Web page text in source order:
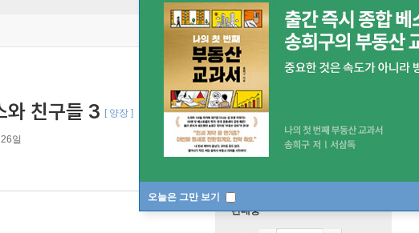
오늘은 그만 보기
와 친구들 3 [ 양장 ]
일
판매중